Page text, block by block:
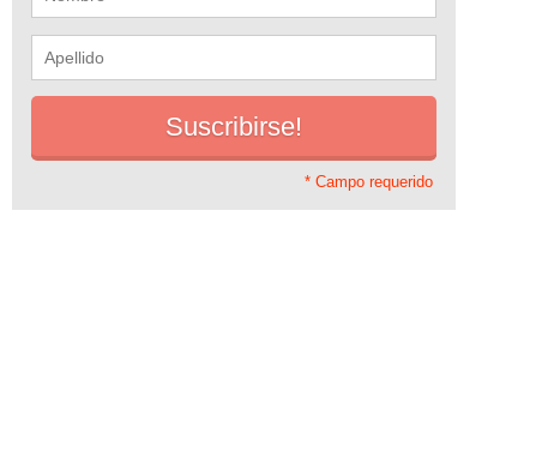
* Campo requerido